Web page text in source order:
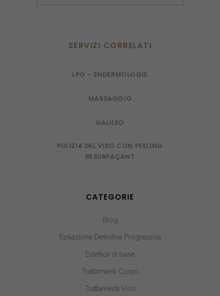
SERVIZI CORRELATI
LPG – ENDERMOLOGIE
MASSAGGIO
GALILEO
PULIZIA DEL VISO CON PEELING
RESURFAÇANT
CATEGORIE
Blog
Epilazione Definitiva Progressiva
Estetica di base
Trattamenti Corpo
Trattamenti Viso